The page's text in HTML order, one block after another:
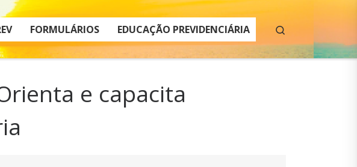
FORMULÁRIOS EDUCAÇÃO PREVIDENCIÁRIA
e capacita